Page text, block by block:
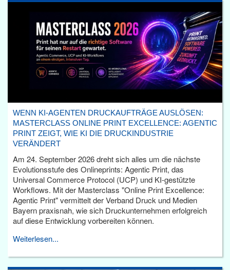
WENN KI-AGENTEN DRUCKAUFTRÄGE AUSLÖSEN:
MASTERCLASS ONLINE PRINT EXCELLENCE: AGENTIC
PRINT ZEIGT, WIE KI DIE DRUCKINDUSTRIE
VERÄNDERT
Am 24. September 2026 dreht sich alles um die nächste
Evolutionsstufe des Onlineprints: Agentic Print, das
Universal Commerce Protocol (UCP) und KI-gestützte
Workflows. Mit der Masterclass "Online Print Excellence:
Agentic Print" vermittelt der Verband Druck und Medien
Bayern praxisnah, wie sich Druckunternehmen erfolgreich
auf diese Entwicklung vorbereiten können.
Weiterlesen...